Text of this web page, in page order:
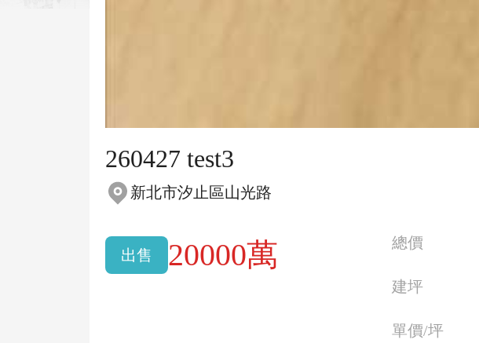
260427 test3
新北市汐止區山光路
出售 20000萬 總價
建坪
單價/坪